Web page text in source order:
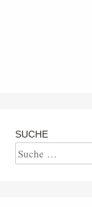
SUCHE
Suche